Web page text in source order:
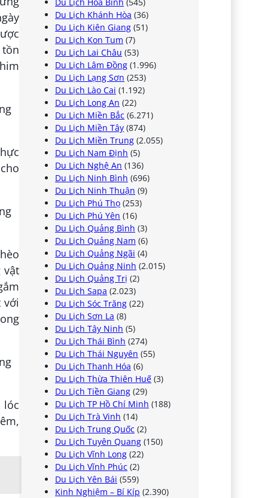
tồn
vật
với
lóc
Du Lịch Khánh Hòa (36)
Du Lịch Kiên Giang (51)
Du Lịch Kon Tum (7)
Du Lịch Lai Châu (53)
Du Lịch Lâm Đồng (1.996)
Du Lịch Lạng Sơn (253)
Du Lịch Lào Cai (1.192)
Du Lịch Long An (22)
Du Lịch Miền Bắc (6.271)
Du Lịch Miền Tây (874)
Du Lịch Miền Trung (2.055)
Du Lịch Nam Định (5)
Du Lịch Nghệ An (136)
Du Lịch Ninh Bình (696)
Du Lịch Ninh Thuận (9)
Du Lịch Phú Thọ (253)
Du Lịch Phú Yên (16)
Du Lịch Quảng Bình (3)
Du Lịch Quảng Nam (6)
Du Lịch Quảng Ngãi (4)
Du Lịch Quảng Ninh (2.015)
Du Lịch Quảng Trị (2)
Du Lịch Sapa (2.023)
Du Lịch Sóc Trăng (22)
Du Lịch Sơn La (8)
Du Lịch Tây Ninh (5)
Du Lịch Thái Bình (274)
Du Lịch Thái Nguyên (55)
Du Lịch Thanh Hóa (6)
Du Lịch Thừa Thiên Huế (3)
Du Lịch Tiền Giang (29)
Du Lịch TP Hồ Chí Minh (188)
Du Lịch Trà Vinh (14)
Du Lịch Trung Quốc (2)
Du Lịch Tuyên Quang (150)
Du Lịch Vĩnh Long (22)
Du Lịch Vĩnh Phúc (2)
Du Lịch Yên Bái (559)
Kinh Nghiệm – Bí Kíp (2.390)